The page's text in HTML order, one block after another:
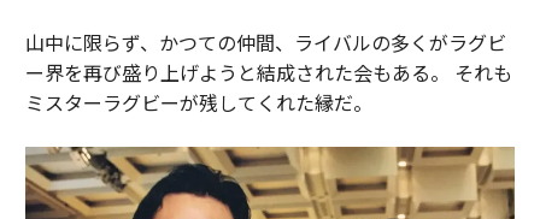
山中に限らず、かつての仲間、ライバルの多くがラグビ
ー界を再び盛り上げようと結成された会もある。 それも
ミスターラグビーが残してくれた縁だ。